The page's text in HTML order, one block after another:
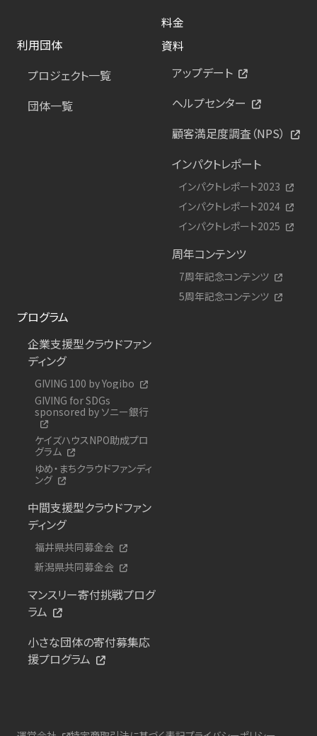
料金
利用団体
プロジェクト一覧
団体一覧
資料
アップデート
ヘルプセンター
顧客満足度調査（NPS）
インパクトレポート
インパクトレポート2023
インパクトレポート2024
インパクトレポート2025
周年コンテンツ
7周年記念コンテンツ
5周年記念コンテンツ
プログラム
企業支援型クラウドファン
ディング
GIVING 100 by Yogibo
GIVING for SDGs
sponsored by ソニー銀行
ケイズハウスNPO助成プロ
グラム
ゆめ・まちクラウドファンディ
ング
中間支援型クラウドファン
ディング
福井県共同募金会
新潟県共同募金会
マンスリー寄付挑戦プログ
ラム
小さな団体の寄付募集応
援プログラム